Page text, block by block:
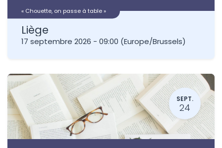
« Chouette, on passe à table »
Liège
17 septembre 2026 - 09:00 (Europe/Brussels)
SEPT.
24